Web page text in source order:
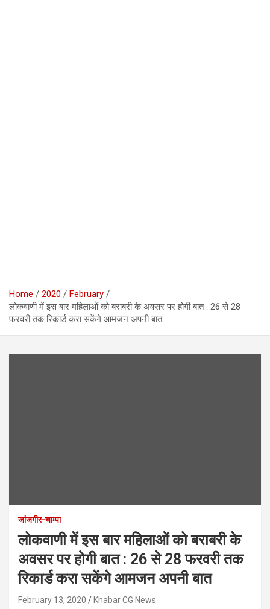
Home 2020
February
लोकवाणी में इस बार महिलाओं को बराबरी के अवसर पर होगी बात : 26 से 28
फरवरी तक रिकार्ड करा सकेंगे आमजन अपनी बात
जांजगीर-चाम्पा
लोकवाणी में इस बार महिलाओं को बराबरी के
अवसर पर होगी बात : 26 से 28 फरवरी तक
रिकार्ड करा सकेंगे आमजन अपनी बात
February 13, 2020 Khabar CG News